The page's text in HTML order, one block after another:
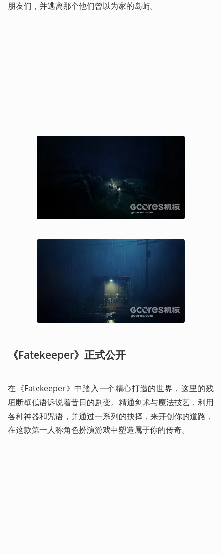
朋友们，并逃离那个他们曾以为家的岛屿。
《Fatekeeper》正式公开
在《Fatekeeper》中踏入一个精心打造的世界，这里的残
垣断壁低语诉说着昔日的剧变。精通剑术与魔法技艺，利用
各种神器和咒语，并通过一系列的抉择，来开创你的道路，
在这款第一人称角色扮演游戏中塑造属于你的传奇。